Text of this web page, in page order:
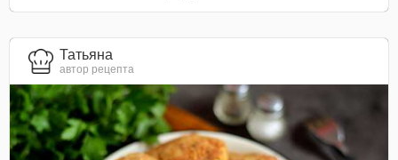
Татьяна
автор рецепта